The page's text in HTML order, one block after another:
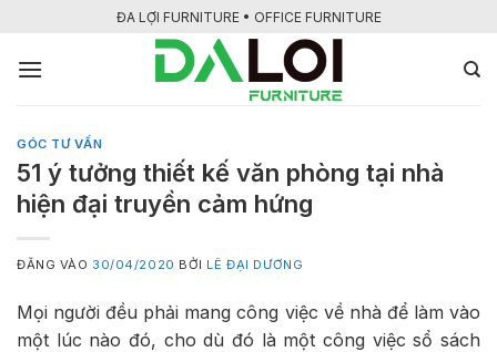
nội
ĐA LỢI FURNITURE • OFFICE FURNITURE
GÓC TƯ VẤN
51 ý tưởng thiết kế văn phòng tại nhà
hiện đại truyền cảm hứng
ĐĂNG VÀO 30/04/2020 BỞI LÊ ĐẠI DƯƠNG
Mọi người đều phải mang công việc về nhà để làm vào
một lúc nào đó, cho dù đó là một công việc sổ sách